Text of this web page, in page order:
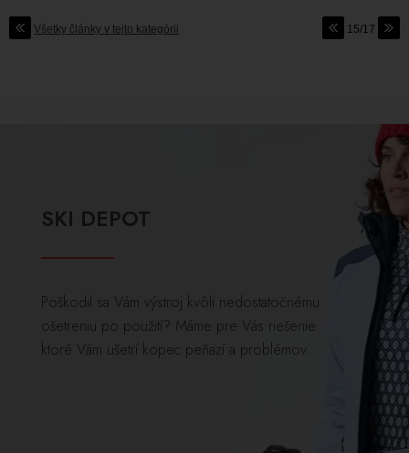
Všetky články v tejto kategórii 15/17
SKI DEPOT
Poškodil sa Vám výstroj kvôli nedostatočnému
ošetreniu po použití? Máme pre Vás riešenie
ktoré Vám ušetrí kopec peňazí a problémov.